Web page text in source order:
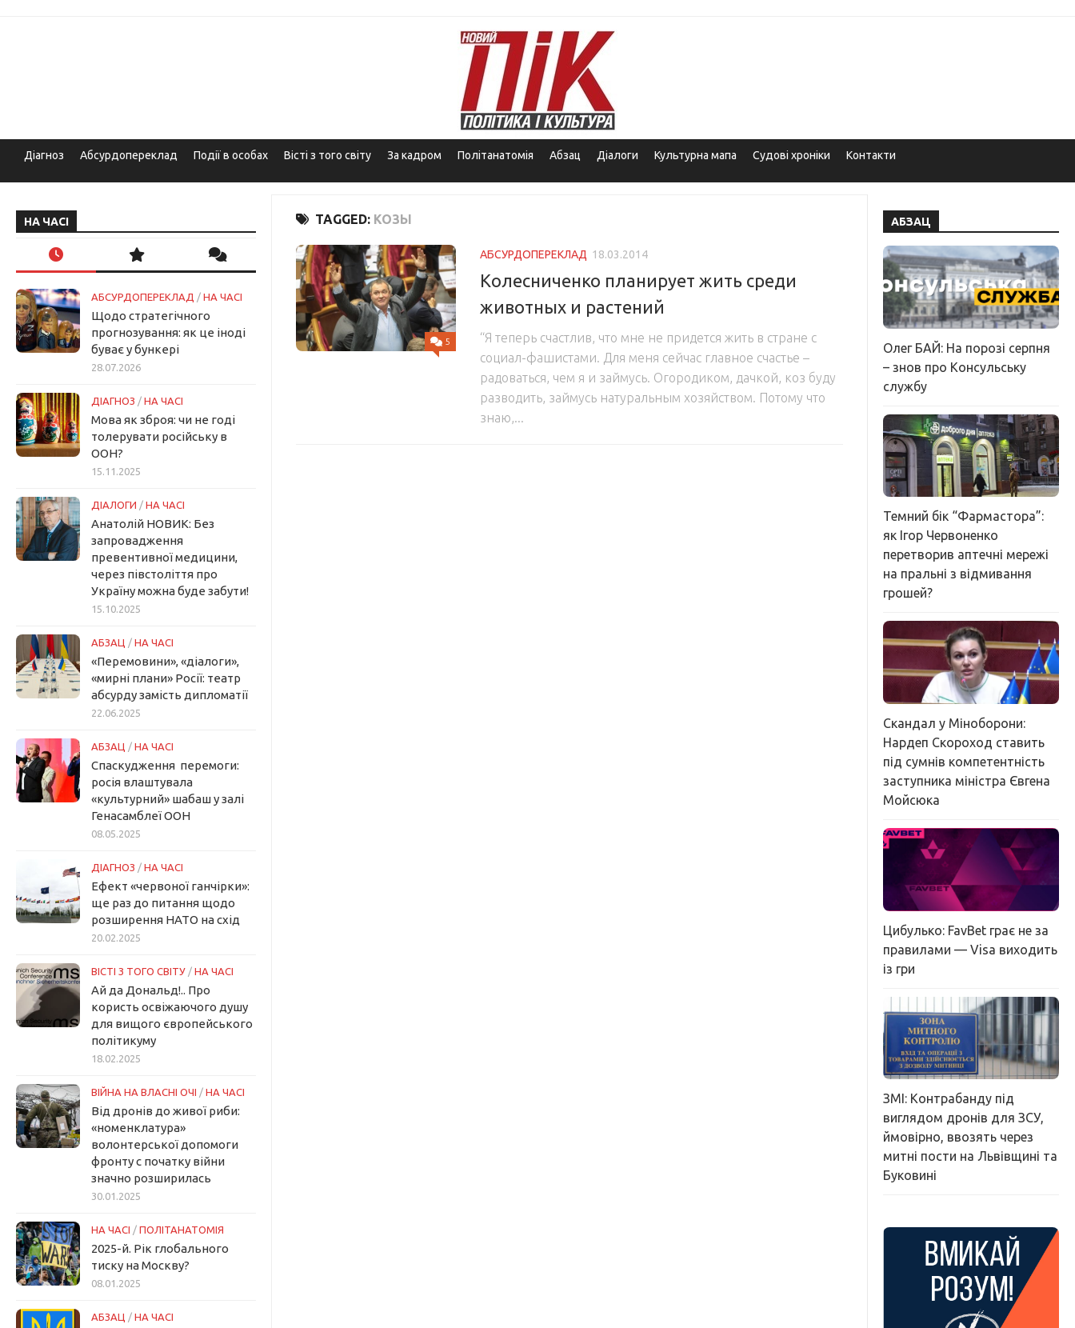
Діагноз Абсурдопереклад Події в особах Вісті з того світу За кадром Політанатомія Абзац Діалоги Культурна мапа Судові хроніки Контакти
TAGGED: КОЗЫ
5
АБСУРДОПЕРЕКЛАД 18.03.2014
Колесниченко планирует жить среди
животных и растений
“Я теперь счастлив, что мне не придется жить в стране с
социал-фашистами. Для меня сейчас главное счастье –
радоваться, чем я и займусь. Огородиком, дачкой, коз буду
разводить, займусь натуральным хозяйством. Потому что
знаю,...
НА ЧАСІ
АБСУРДОПЕРЕКЛАД / НА ЧАСІ
Щодо стратегічного
прогнозування: як це іноді
буває у бункері
28.07.2026
ДІАГНОЗ / НА ЧАСІ
Мова як зброя: чи не годі
толерувати російську в
ООН?
15.11.2025
ДІАЛОГИ / НА ЧАСІ
Анатолій НОВИК: Без
запровадження
превентивної медицини,
через півстоліття про
Україну можна буде забути!
15.10.2025
АБЗАЦ / НА ЧАСІ
«Перемовини», «діалоги»,
«мирні плани» Росії: театр
абсурду замість дипломатії
22.06.2025
АБЗАЦ / НА ЧАСІ
Спаскудження перемоги:
росія влаштувала
«культурний» шабаш у залі
Генасамблеї ООН
08.05.2025
ДІАГНОЗ / НА ЧАСІ
Ефект «червоної ганчірки»:
ще раз до питання щодо
розширення НАТО на схід
20.02.2025
ВІСТІ З ТОГО СВІТУ / НА ЧАСІ
Ай да Дональд!.. Про
користь освіжаючого душу
для вищого європейського
політикуму
18.02.2025
ВІЙНА НА ВЛАСНІ ОЧІ / НА ЧАСІ
Від дронів до живої риби:
«номенклатура»
волонтерської допомоги
фронту с початку війни
значно розширилась
30.01.2025
НА ЧАСІ / ПОЛІТАНАТОМІЯ
2025-й. Рік глобального
тиску на Москву?
08.01.2025
АБЗАЦ / НА ЧАСІ
АБЗАЦ
Олег БАЙ: На порозі серпня
– знов про Консульську
службу
Темний бік “Фармастора”:
як Ігор Червоненко
перетворив аптечні мережі
на пральні з відмивання
грошей?
Скандал у Міноборони:
Нардеп Скороход ставить
під сумнів компетентність
заступника міністра Євгена
Мойсюка
Цибулько: FavBet грає не за
правилами — Visa виходить
із гри
ЗМІ: Контрабанду під
виглядом дронів для ЗСУ,
ймовірно, ввозять через
митні пости на Львівщині та
Буковині